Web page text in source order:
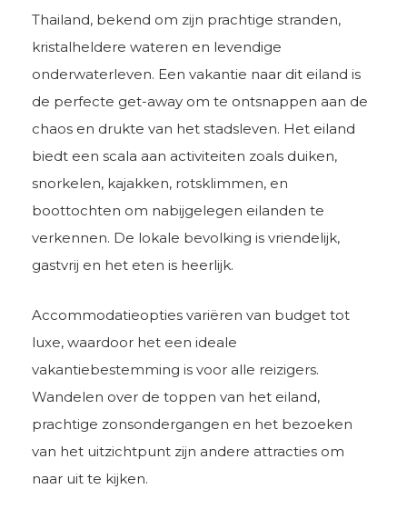
Thailand, bekend om zijn prachtige stranden,
kristalheldere wateren en levendige
onderwaterleven. Een vakantie naar dit eiland is
de perfecte get-away om te ontsnappen aan de
chaos en drukte van het stadsleven. Het eiland
biedt een scala aan activiteiten zoals duiken,
snorkelen, kajakken, rotsklimmen, en
boottochten om nabijgelegen eilanden te
verkennen. De lokale bevolking is vriendelijk,
gastvrij en het eten is heerlijk.
Accommodatieopties variëren van budget tot
luxe, waardoor het een ideale
vakantiebestemming is voor alle reizigers.
Wandelen over de toppen van het eiland,
prachtige zonsondergangen en het bezoeken
van het uitzichtpunt zijn andere attracties om
naar uit te kijken.